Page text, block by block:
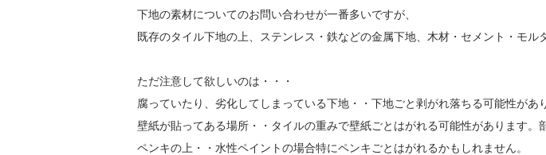
下地の素材についてのお問い合わせが一番多いですが、
既存のタイル下地の上、ステンレス・鉄などの金属下地、木材・セメント・モル
ただ注意して欲しいのは・・・
腐っていたり、劣化してしまっている下地・・下地ごと剥がれ落ちる可能性があ
壁紙が貼ってある場所・・タイルの重みで壁紙ごとはがれる可能性があります
ペンキの上・・水性ペイントの場合特にペンキごとはがれるかもしれません。